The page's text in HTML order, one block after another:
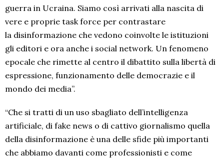
guerra in Ucraina. Siamo così arrivati alla nascita di
vere e proprie task force per contrastare
la disinformazione che vedono coinvolte le istituzioni
gli editori e ora anche i social network. Un fenomeno
epocale che rimette al centro il dibattito sulla libertà di
espressione, funzionamento delle democrazie e il
mondo dei media”.
“Che si tratti di un uso sbagliato dell’intelligenza
artificiale, di fake news o di cattivo giornalismo quella
della disinformazione è una delle sfide più importanti
che abbiamo davanti come professionisti e come